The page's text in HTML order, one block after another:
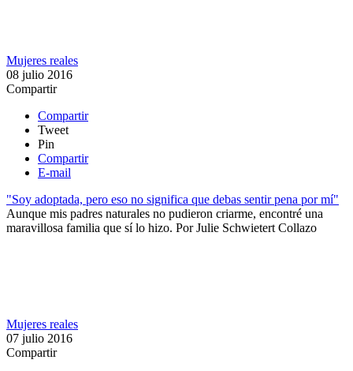
Mujeres reales
08 julio 2016
Compartir
Compartir
Tweet
Pin
Compartir
E-mail
"Soy adoptada, pero eso no significa que debas sentir pena por mí"
Aunque mis padres naturales no pudieron criarme, encontré una
maravillosa familia que sí lo hizo. PorJulie Schwietert Collazo
Mujeres reales
07 julio 2016
Compartir